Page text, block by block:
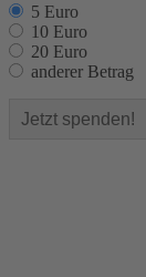
5 Euro
10 Euro
20 Euro
anderer Betrag
Jetzt spenden!